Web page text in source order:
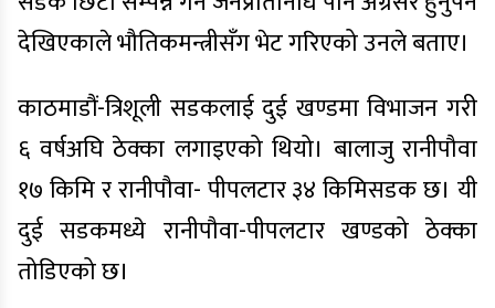
देखिएकाले भौतिकमन्त्रीसँग भेट गरिएको उनले बताए।
काठमाडौं-त्रिशूली सडकलाई दुई खण्डमा विभाजन गरी
६ वर्षअघि ठेक्का लगाइएको थियो। बालाजु रानीपौवा
१७ किमि र रानीपौवा- पीपलटार ३४ किमिसडक छ। यी
दुई सडकमध्ये रानीपौवा-पीपलटार खण्डको ठेक्का
तोडिएको छ।